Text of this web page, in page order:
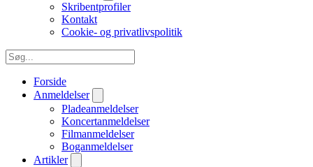
Skribentprofiler
Kontakt
Cookie- og privatlivspolitik
Forside
Anmeldelser
Pladeanmeldelser
Koncertanmeldelser
Filmanmeldelser
Boganmeldelser
Artikler